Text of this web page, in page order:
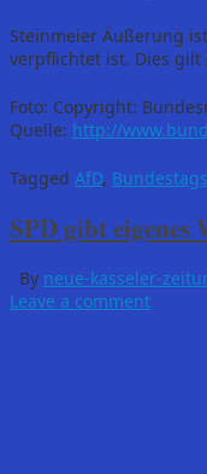
Steinmeier Äußerung
verpflichtet ist. Dies
Foto: Copyright:
Quelle: http://
Tagged AfD,
SPD gibt eigenes
By neue-kasseler-
Leave a comment